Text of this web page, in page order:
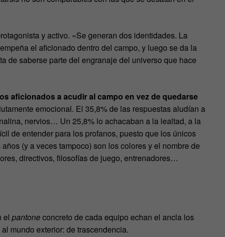
y activo. «Se generan dos identidades. La
el aficionado dentro del campo, y luego se da la
de saberse parte del engranaje del universo que hace
aficionados a acudir al campo en vez de quedarse
emocional. El 35,8% de las respuestas aludían a
nervios… Un 25,8% lo achacaban a la lealtad, a la
de entender para los profanos, puesto que los únicos
(y a veces tampoco) son los colores y el nombre de
directivos, filosofías de juego, entrenadores…
el pantoneconcreto de cada equipo echan el ancla los
mundo exterior: de trascendencia.